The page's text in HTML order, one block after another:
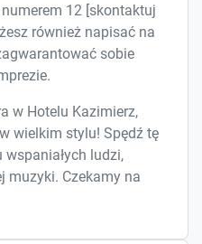
12 [skontaktuj
również napisać na
sobie
w Hotelu Kazimierz,
wielkim stylu! Spędź tę
ludzi,
muzyki. Czekamy na